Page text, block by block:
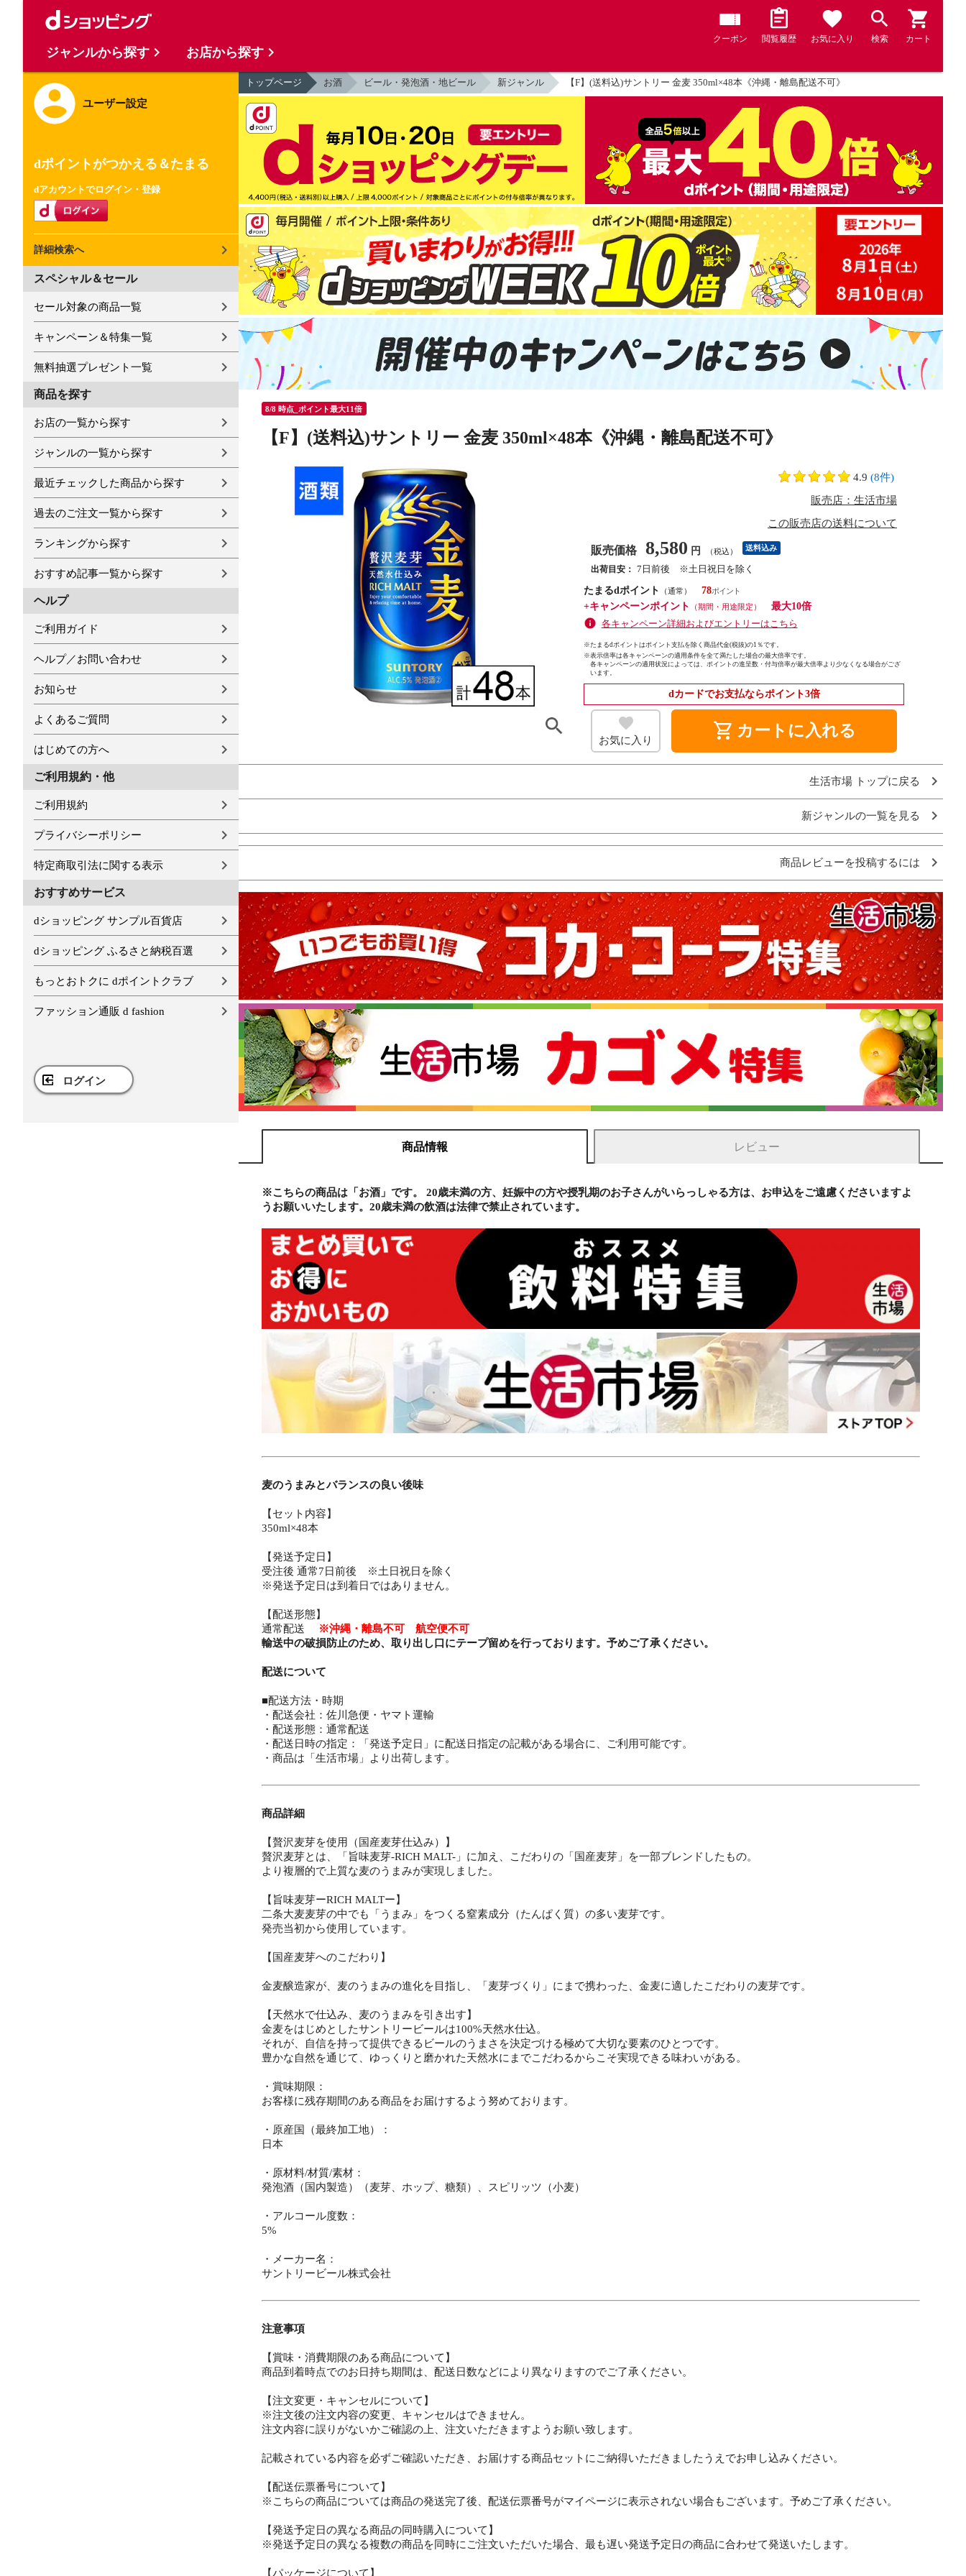
クーポン 閲覧履歴 お気に入り 検索 カート
ユーザー設定
dポイントがつかえる＆たまる
dアカウントでログイン・登録
詳細検索へ
スペシャル＆セール
セール対象の商品一覧
キャンペーン＆特集一覧
無料抽選プレゼント一覧
商品を探す
お店の一覧から探す
ジャンルの一覧から探す
最近チェックした商品から探す
過去のご注文一覧から探す
ランキングから探す
おすすめ記事一覧から探す
ヘルプ
ご利用ガイド
ヘルプ／お問い合わせ
お知らせ
よくあるご質問
はじめての方へ
ご利用規約・他
ご利用規約
プライバシーポリシー
特定商取引法に関する表示
おすすめサービス
dショッピング サンプル百貨店
dショッピング ふるさと納税百選
もっとおトクに dポイントクラブ
ファッション通販 d fashion
ログイン
トップページ お酒 ビール・発泡酒・地ビール 新ジャンル 【F】(送料込)サントリー 金麦 350ml×48本《沖縄・離島配送不可》
8/8 時点_ポイント最大11倍
【F】(送料込)サントリー 金麦 350ml×48本《沖縄・離島配送不可》
4.9 (8件)
販売店：生活市場
この販売店の送料について
販売価格 8,580 円 （税込） 送料込み
出荷目安： 7日前後 ※土日祝日を除く
たまるdポイント
（通常）
78
+キャンペーンポイント
（期間・用途限定）
最大10倍
各キャンペーン詳細およびエントリーはこちら
※たまるdポイントはポイント支払を除く商品代金(税抜)の1％です。
※表示倍率は各キャンペーンの適用条件を全て満たした場合の最大倍率です。
各キャンペーンの適用状況によっては、ポイントの進呈数・付与倍率が最大倍率より少なくなる場合がござ
います。
dカードでお支払ならポイント3倍
お気に入り shopping_cart カートに入れる
生活市場 トップに戻る
新ジャンルの一覧を見る
商品レビューを投稿するには
商品情報 レビュー
※こちらの商品は「お酒」です。 20歳未満の方、妊娠中の方や授乳期のお子さんがいらっしゃる方は、お申込をご遠慮くださいますよ
うお願いいたします。20歳未満の飲酒は法律で禁止されています。
麦のうまみとバランスの良い後味
【セット内容】
350ml×48本
【発送予定日】
受注後 通常7日前後 ※土日祝日を除く
※発送予定日は到着日ではありません。
【配送形態】
通常配送
※沖縄・離島不可 航空便不可
輸送中の破損防止のため、取り出し口にテープ留めを行っております。予めご了承ください。
配送について
■配送方法・時期
・配送会社：佐川急便・ヤマト運輸
・配送形態：通常配送
・配送日時の指定：「発送予定日」に配送日指定の記載がある場合に、ご利用可能です。
・商品は「生活市場」より出荷します。
商品詳細
【贅沢麦芽を使用（国産麦芽仕込み）】
贅沢麦芽とは、「旨味麦芽-RICH MALT-」に加え、こだわりの「国産麦芽」を一部ブレンドしたもの。
より複層的で上質な麦のうまみが実現しました。
【旨味麦芽ーRICH MALTー】
二条大麦麦芽の中でも「うまみ」をつくる窒素成分（たんぱく質）の多い麦芽です。
発売当初から使用しています。
【国産麦芽へのこだわり】
金麦醸造家が、麦のうまみの進化を目指し、「麦芽づくり」にまで携わった、金麦に適したこだわりの麦芽です。
【天然水で仕込み、麦のうまみを引き出す】
金麦をはじめとしたサントリービールは100%天然水仕込。
それが、自信を持って提供できるビールのうまさを決定づける極めて大切な要素のひとつです。
豊かな自然を通じて、ゆっくりと磨かれた天然水にまでこだわるからこそ実現できる味わいがある。
・賞味期限：
お客様に残存期間のある商品をお届けするよう努めております。
・原産国（最終加工地）：
日本
・原材料/材質/素材：
発泡酒（国内製造）（麦芽、ホップ、糖類）、スピリッツ（小麦）
・アルコール度数：
5%
・メーカー名：
サントリービール株式会社
注意事項
【賞味・消費期限のある商品について】
商品到着時点でのお日持ち期間は、配送日数などにより異なりますのでご了承ください。
【注文変更・キャンセルについて】
※注文後の注文内容の変更、キャンセルはできません。
注文内容に誤りがないかご確認の上、注文いただきますようお願い致します。
記載されている内容を必ずご確認いただき、お届けする商品セットにご納得いただきましたうえでお申し込みください。
【配送伝票番号について】
※こちらの商品については商品の発送完了後、配送伝票番号がマイページに表示されない場合もございます。予めご了承ください。
【発送予定日の異なる商品の同時購入について】
※発送予定日の異なる複数の商品を同時にご注文いただいた場合、最も遅い発送予定日の商品に合わせて発送いたします。
【パッケージについて】
ジャンルから探す お店から探す